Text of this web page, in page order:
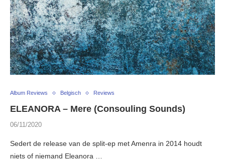
Album Reviews Belgisch Reviews
ELEANORA – Mere (Consouling Sounds)
06/11/2020
Sedert de release van de split-ep met Amenra in 2014 houdt
niets of niemand Eleanora …